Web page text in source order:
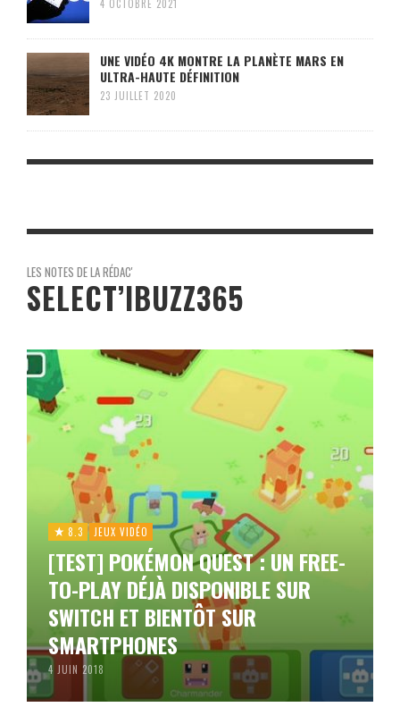
4 OCTOBRE 2021
UNE VIDÉO 4K MONTRE LA PLANÈTE MARS EN
ULTRA-HAUTE DÉFINITION
23 JUILLET 2020
LES NOTES DE LA RÉDAC'
SELECT’IBUZZ365
8.3 JEUX VIDÉO
[TEST] POKÉMON QUEST : UN FREE-
TO-PLAY DÉJÀ DISPONIBLE SUR
SWITCH ET BIENTÔT SUR
SMARTPHONES
4 JUIN 2018